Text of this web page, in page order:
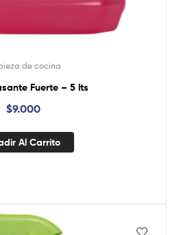
de cocina
Fuerte – 5 lts
$9.000
Al Carrito